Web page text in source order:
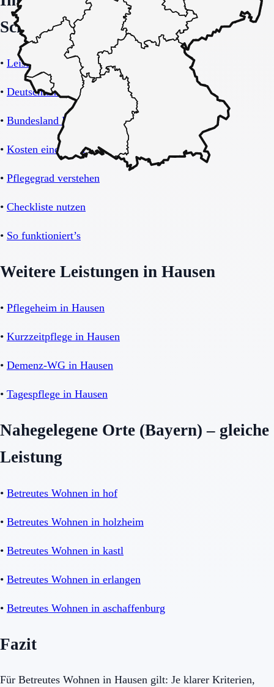
Schritte
• Leistungsübersicht Betreutes Wohnen
• Deutschland-Übersicht
• Bundesland Bayern
• Kosten einordnen
• Pflegegrad verstehen
• Checkliste nutzen
• So funktioniert’s
Weitere Leistungen in Hausen
• Pflegeheim in Hausen
• Kurzzeitpflege in Hausen
• Demenz-WG in Hausen
• Tagespflege in Hausen
Nahegelegene Orte (Bayern) – gleiche
Leistung
• Betreutes Wohnen in hof
• Betreutes Wohnen in holzheim
• Betreutes Wohnen in kastl
• Betreutes Wohnen in erlangen
• Betreutes Wohnen in aschaffenburg
Fazit
Für Betreutes Wohnen in Hausen gilt: Je klarer Kriterien,